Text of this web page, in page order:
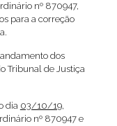
nº 870947,
para a correção
dos
Tribunal de Justiça
dia 03/10/19,
nº 870947 e